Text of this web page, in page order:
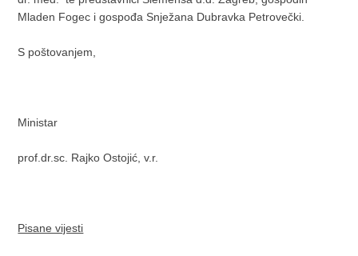
Mladen Fogec i gospođa Snježana Dubravka Petrovečki.
S poštovanjem,
Ministar
prof.dr.sc. Rajko Ostojić, v.r.
Pisane vijesti